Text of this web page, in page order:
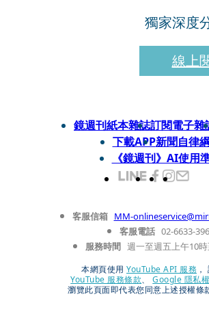
獨家深度
線上
鏡週刊紙本雜誌訂閱電子雜
下載APP新聞自律
《鏡週刊》AI使用
客服信箱 MM-
客服電話 02-6633-
服務時間 週一至週五上午10
本網頁使用 YouTube API 服務
YouTube 服務條款、
Google 隱私
瀏覽此頁面即代表您同意上述授權條